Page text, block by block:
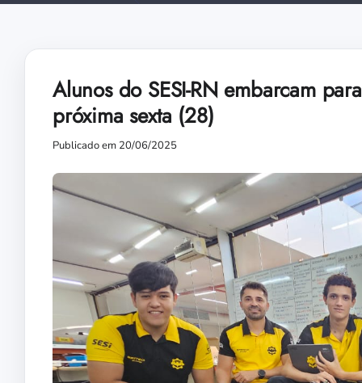
Alunos do SESI-RN embarcam
próxima sexta (28)
Publicado em 20/06/2025